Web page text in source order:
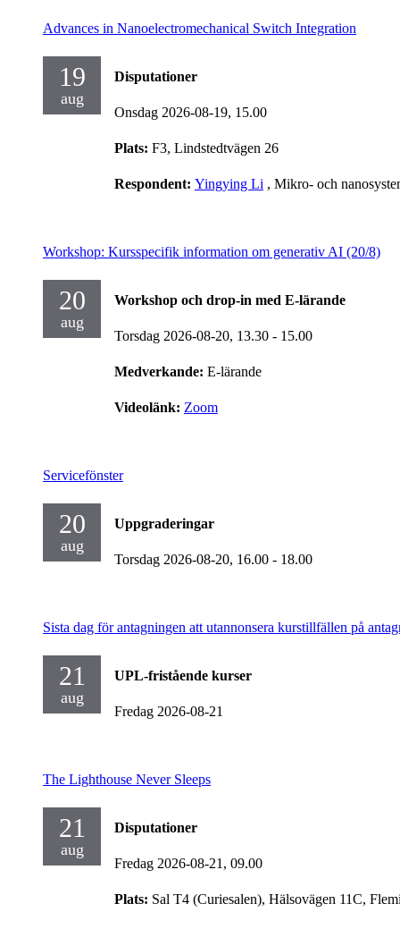
Advances in Nanoelectromechanical Switch Integration
19
aug
Disputationer
Onsdag 2026-08-19, 15.00
Plats: F3, Lindstedtvägen 26
Respondent: Yingying Li , Mikro- och
Workshop: Kursspecifik information om generativ AI (20/8)
20
aug
Workshop och drop-in med E-lärande
Torsdag 2026-08-20, 13.30 - 15.00
Medverkande: E-lärande
Videolänk: Zoom
Servicefönster
20
aug
Uppgraderingar
Torsdag 2026-08-20, 16.00 - 18.00
Sista dag för antagningen att utannonsera kurstillfällen på
21
aug
UPL-fristående kurser
Fredag 2026-08-21
The Lighthouse Never Sleeps
21
aug
Disputationer
Fredag 2026-08-21, 09.00
Plats: Sal T4 (Curiesalen), Hälsovägen 11C,